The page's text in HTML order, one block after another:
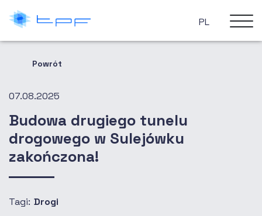
Powrót
07.08.2025
Budowa drugiego tunelu
drogowego w Sulejówku
zakończona!
Tagi: Drogi
PL